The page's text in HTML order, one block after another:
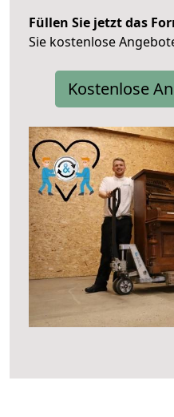
Füllen Sie jetzt das
Sie kostenlose
Kostenlose